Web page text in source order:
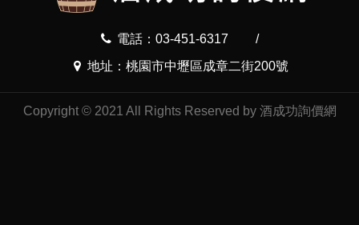
電話：03-451-6317
/
地址：桃園市中壢區成章二街200號
Copyright © 2021 All Rights Reserved by 酒成功詢價網